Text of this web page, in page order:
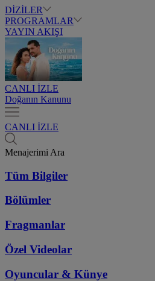
DİZİLER
PROGRAMLAR
YAYIN AKIŞI
CANLI İZLE
Doğanın Kanunu
CANLI İZLE
Menajerimi Ara
Tüm Bilgiler
Bölümler
Fragmanlar
Özel Videolar
Oyuncular & Künye